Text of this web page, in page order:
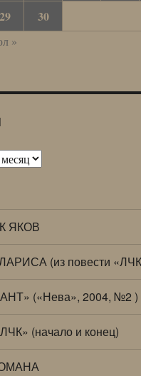
29 30
»
ЯКОВ
(из повести
(«Нева», 2004, №2 )
(начало и конец)